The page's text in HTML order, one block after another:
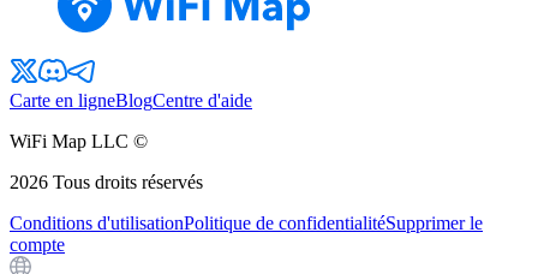
Carte en ligneBlogCentre d'aide
WiFi Map LLC ©
2026 Tous droits réservés
Conditions d'utilisationPolitique de confidentialitéSupprimer le
compte